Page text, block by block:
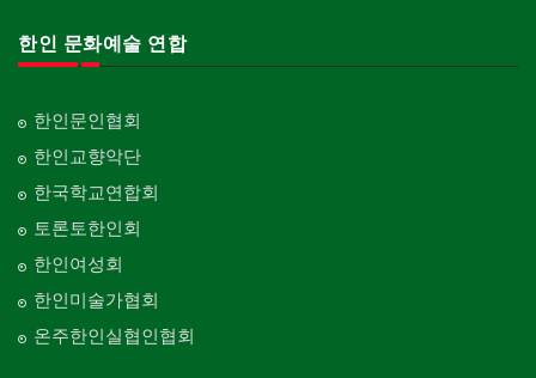
한인 문화예술 연합
한인문인협회
한인교향악단
한국학교연합회
토론토한인회
한인여성회
한인미술가협회
온주한인실협인협회